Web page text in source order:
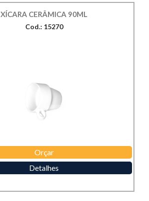
XÍCARA CERÂMICA 90ML
Cod.: 15270
Orçar
Detalhes